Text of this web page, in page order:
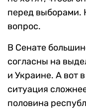
перед выборами.
вопрос.
В Сенате
согласны на
и Украине. А вот
ситуация
половина